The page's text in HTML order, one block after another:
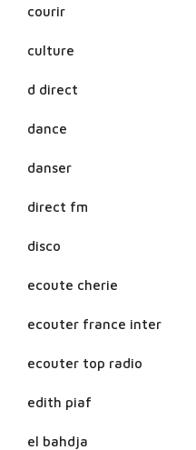
courir
culture
d direct
dance
danser
direct fm
disco
ecoute cherie
ecouter france inter
ecouter top radio
edith piaf
el bahdja